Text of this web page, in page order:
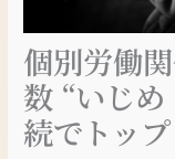
個別労働
数 “いじ
続でトップ